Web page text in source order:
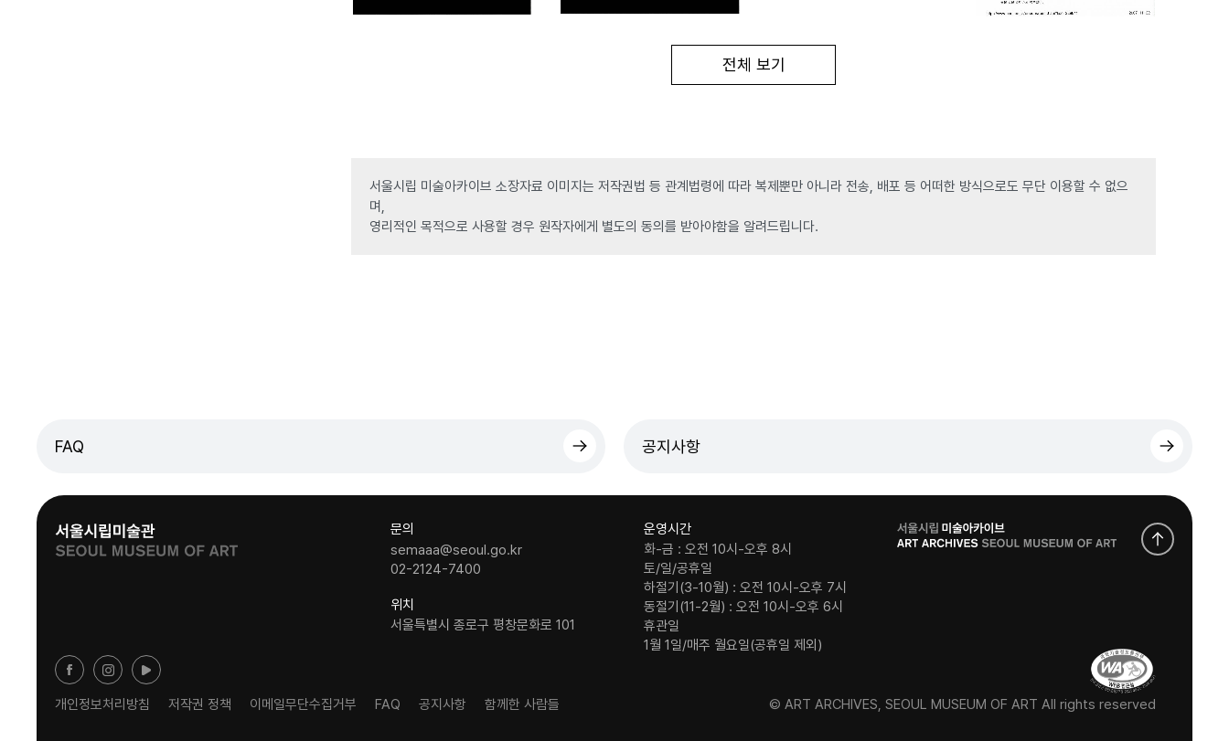
전체 보기
서울시립 미술아카이브 소장자료 이미지는 저작권법 등 관계법령에 따라 복제뿐만 아니라 전송, 배포 등 어떠한 방식으로도 무단 이용할 수 없으
며,
영리적인 목적으로 사용할 경우 원작자에게 별도의 동의를 받아야함을 알려드립니다.
FAQ 공지사항
문의
semaaa@seoul.go.kr
02-2124-7400
위치
서울특별시 종로구 평창문화로 101
운영시간
화-금 : 오전 10시-오후 8시
토/일/공휴일
하절기(3-10월) : 오전 10시-오후 7시
동절기(11-2월) : 오전 10시-오후 6시
휴관일
1월 1일/매주 월요일(공휴일 제외)
로
고
개인정보처리방침 저작권 정책 이메일무단수집거부 FAQ 공지사항 함께한 사람들 © ART ARCHIVES, SEOUL MUSEUM OF ART All rights reserved